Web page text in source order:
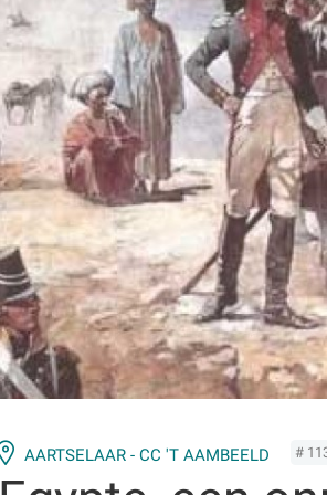
AARTSELAAR - CC 'T AAMBEELD #